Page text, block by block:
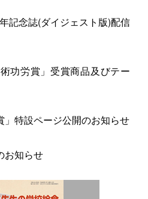
記念誌(ダイジェスト版)配信
功労賞」受賞商品及びテー
」特設ページ公開のお知らせ
お知らせ